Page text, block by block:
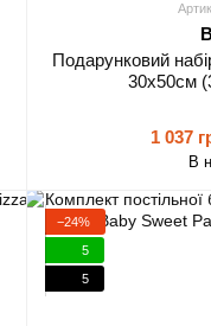
Подарунковий
30х50см
1 037
В
−24%
5
5